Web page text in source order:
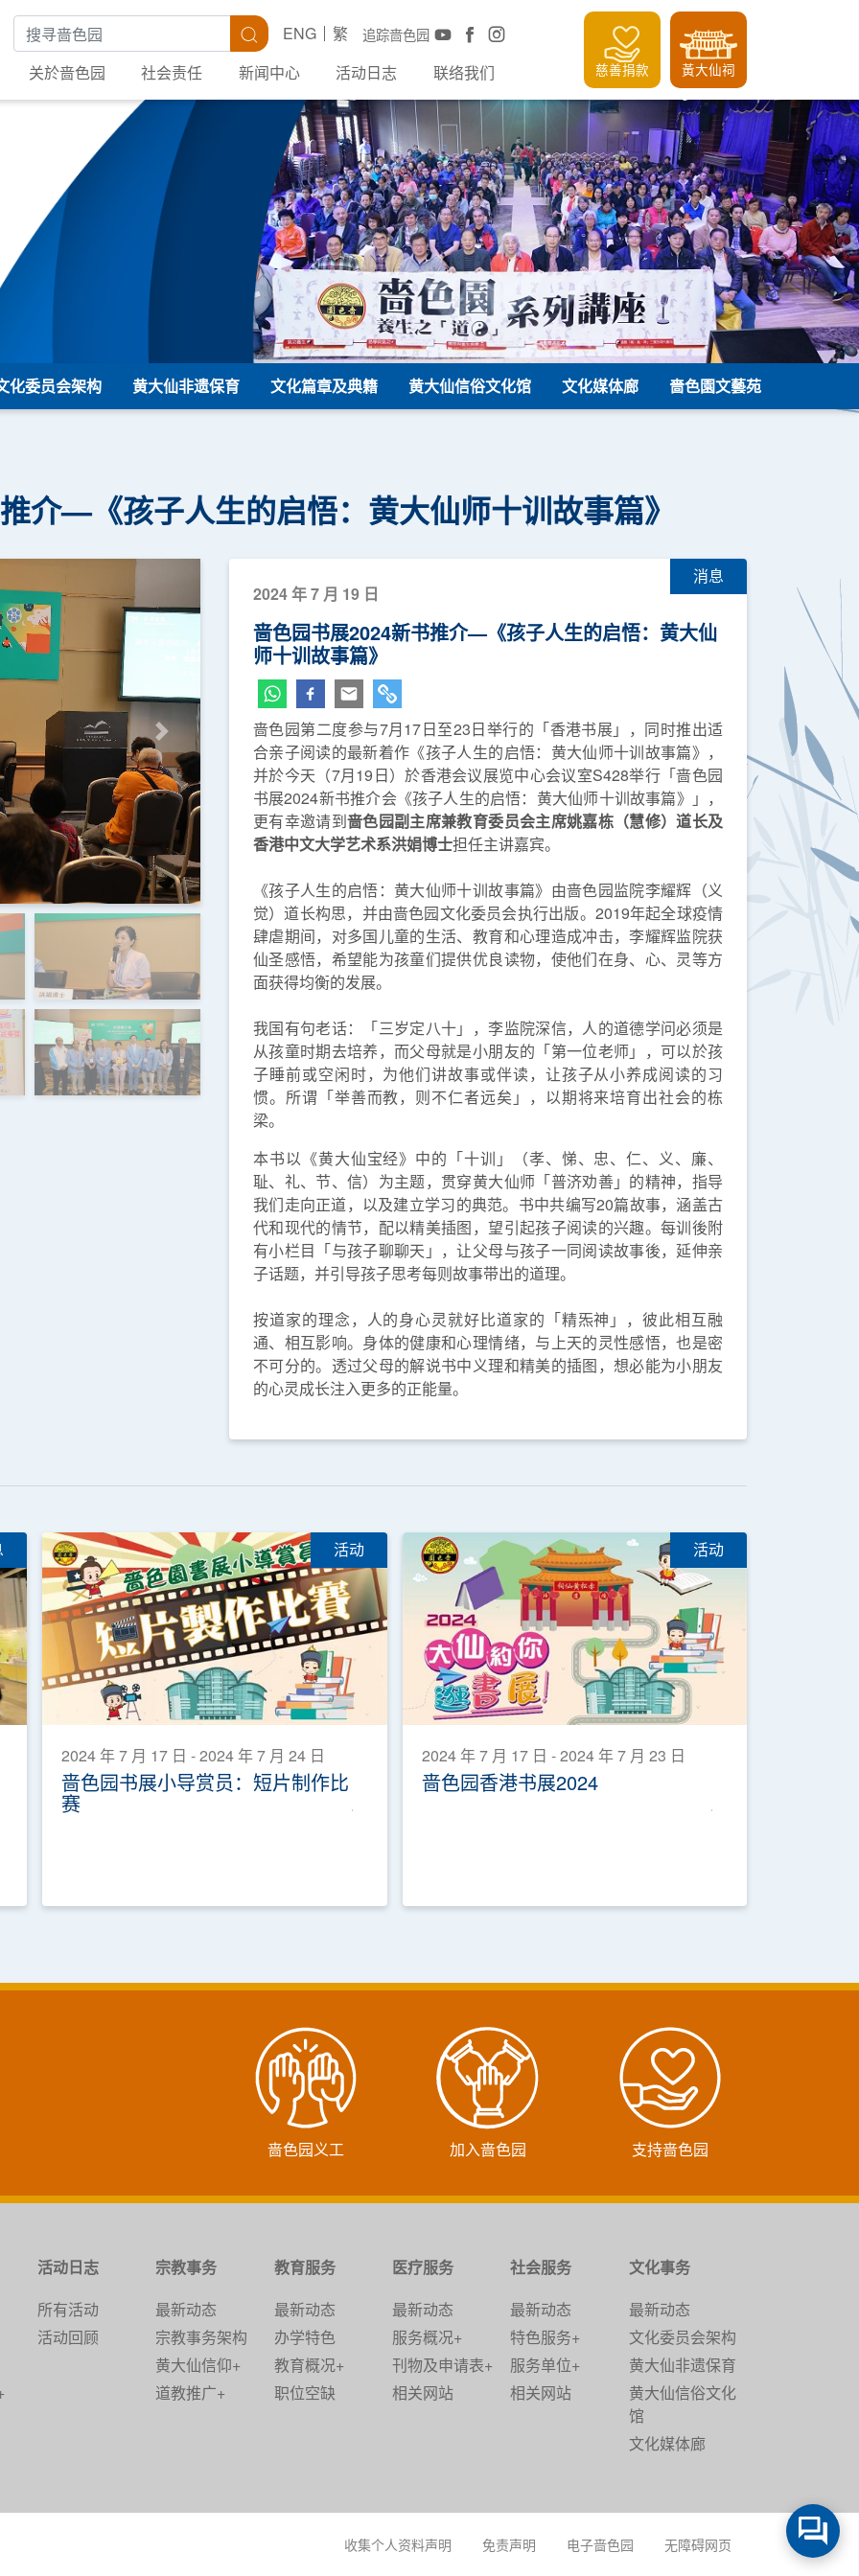
搜寻关键字 搜寻 追踪啬色园
ENG
繁
关於啬色园
社会责任 新闻中心 活动日志 联络我们 慈善捐款 黃大仙祠
化委员会架构 黄大仙非遗保育 文化篇章及典籍 黄大仙信俗文化馆 文化媒体廊 嗇色園文藝苑
介—《孩子人生的启悟：黄大仙师十训故事篇》
下一页
消息
2024 年 7 月 19 日
啬色园书展2024新书推介—《孩子人生的启悟：黄大仙
师十训故事篇》
啬色园第二度参与7月17日至23日举行的「香港书展」，同时推出适
合亲子阅读的最新着作《孩子人生的启悟：黄大仙师十训故事篇》，
并於今天（7月19日）於香港会议展览中心会议室S428举行「啬色园
书展2024新书推介会《孩子人生的启悟：黄大仙师十训故事篇》」，
更有幸邀请到啬色园副主席兼教育委员会主席姚嘉栋（慧修）道长及
香港中文大学艺术系洪娟博士担任主讲嘉宾。
《孩子人生的启悟：黄大仙师十训故事篇》由啬色园监院李耀辉（义
觉）道长构思，并由啬色园文化委员会执行出版。2019年起全球疫情
肆虐期间，对多国儿童的生活、教育和心理造成冲击，李耀辉监院获
仙圣感悟，希望能为孩童们提供优良读物，使他们在身、心、灵等方
面获得均衡的发展。
我国有句老话：「三岁定八十」，李监院深信，人的道德学问必须是
从孩童时期去培养，而父母就是小朋友的「第一位老师」，可以於孩
子睡前或空闲时，为他们讲故事或伴读，让孩子从小养成阅读的习
惯。所谓「举善而教，则不仁者远矣」，以期将来培育出社会的栋
梁。
本书以《黄大仙宝经》中的「十训」（孝、悌、忠、仁、义、廉、
耻、礼、节、信）为主题，贯穿黄大仙师「普济劝善」的精神，指导
我们走向正道，以及建立学习的典范。书中共编写20篇故事，涵盖古
代和现代的情节，配以精美插图，望引起孩子阅读的兴趣。每训後附
有小栏目「与孩子聊聊天」，让父母与孩子一同阅读故事後，延伸亲
子话题，并引导孩子思考每则故事带出的道理。
按道家的理念，人的身心灵就好比道家的「精炁神」，彼此相互融
通、相互影响。身体的健康和心理情绪，与上天的灵性感悟，也是密
不可分的。透过父母的解说书中义理和精美的插图，想必能为小朋友
的心灵成长注入更多的正能量。
活动
2024 年 7 月 17 日 - 2024 年 7 月 24 日
啬色园书展小导赏员：短片制作比
赛
活动
2024 年 7 月 17 日 - 2024 年 7 月 23 日
啬色园香港书展2024
啬色园义工 加入啬色园 支持啬色园
活动日志
所有活动
活动回顾
宗教事务
最新动态
宗教事务架构
黄大仙信仰+
道教推广+
教育服务
最新动态
办学特色
教育概况+
职位空缺
医疗服务
最新动态
服务概况+
刊物及申请表+
相关网站
社会服务
最新动态
特色服务+
服务单位+
相关网站
文化事务
最新动态
文化委员会架构
黄大仙非遗保育
黄大仙信俗文化
馆
文化媒体廊
收集个人资料声明 免责声明 电子啬色园 无障碍网页